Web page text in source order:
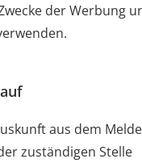
der Werbung
aus dem
zuständigen Stelle